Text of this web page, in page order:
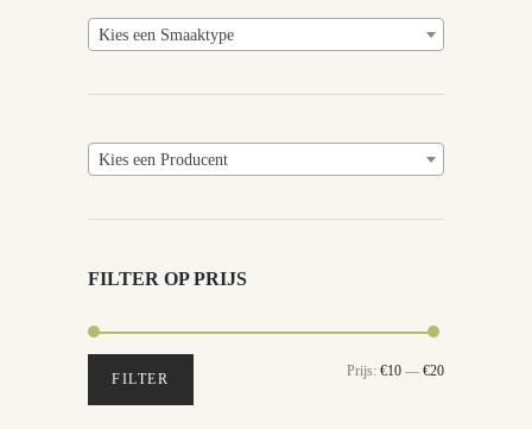
Kies een Smaaktype
Kies een Producent
FILTER OP PRIJS
Min.
Max.
FILTER Prijs: €10 — €20